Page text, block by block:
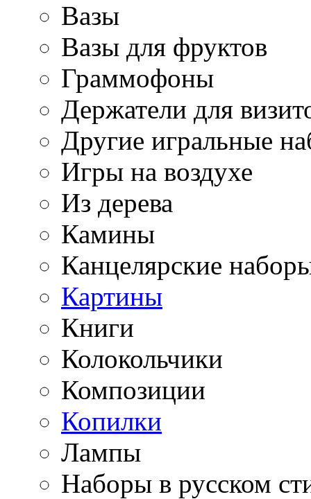
Вазы
Вазы для фруктов
Граммофоны
Держатели для
Другие игральные
Игры на воздухе
Из дерева
Камины
Канцелярские
Картины
Книги
Колокольчики
Композиции
Копилки
Лампы
Наборы в русском